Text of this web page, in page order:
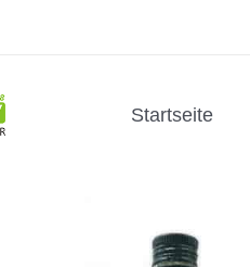
Startseite